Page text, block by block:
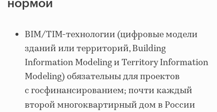
нормой
BIM/TIM-технологии (цифровые модели
зданий или территорий, Building
Information Modeling и Territory Information
Modeling) обязательны для проектов
с госфинансированием; почти каждый
второймногоквартирный дом в России